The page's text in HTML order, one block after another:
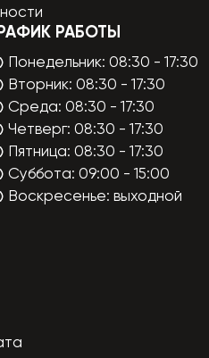
РАБОТЫ
Понедельник: 08:30 - 17:30
Вторник: 08:30 - 17:30
Среда: 08:30 - 17:30
Четверг: 08:30 - 17:30
Пятница: 08:30 - 17:30
Суббота: 09:00 - 15:00
Воскресенье: выходной